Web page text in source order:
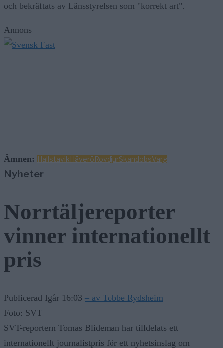
och bekräftats av Länsstyrelsen som "korrekt art".
Annons
Ämnen: HallstavikHäveröRovdjurSkandobsVarg
Nyheter
Norrtäljereporter
vinner internationellt
pris
Publicerad Igår 16:03 – av Tobbe Rydsheim
Foto: SVT
SVT-reportern Tomas Blideman har tilldelats ett
internationellt journalistpris för ett nyhetsinslag om